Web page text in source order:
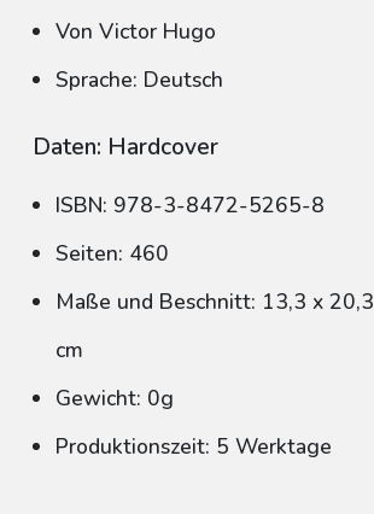
Von Victor Hugo
Sprache: Deutsch
Daten: Hardcover
ISBN: 978-3-8472-5265-8
Seiten: 460
Maße und Beschnitt: 13,3 x 20,3
cm
Gewicht: 0g
Produktionszeit: 5 Werktage